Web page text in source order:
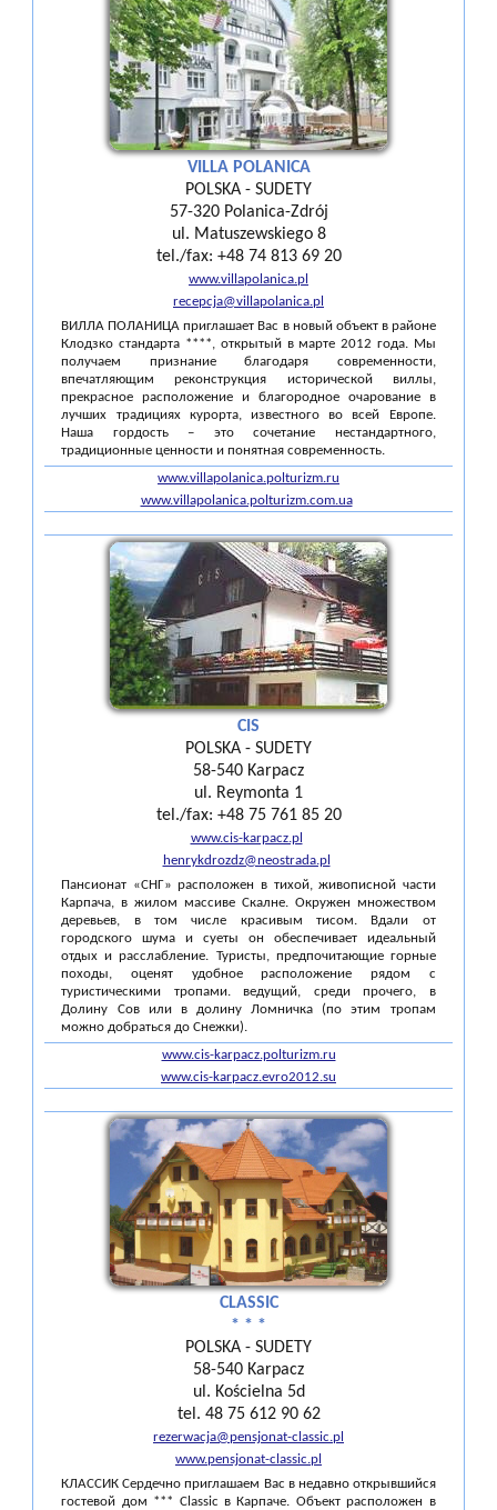
VILLA POLANICA
POLSKA - SUDETY
57-320 Polanica-Zdrój
ul. Matuszewskiego 8
tel./fax: +48 74 813 69 20
www.villapolanica.pl
recepcja@villapolanica.pl
ВИЛЛА ПОЛАНИЦА приглашает Вас в новый объект в районе
Клодзко стандарта ****, открытый в марте 2012 года. Мы
получаем признание благодаря современности,
впечатляющим реконструкция исторической виллы,
прекрасное расположение и благородное очарование в
лучших традициях курорта, известного во всей Европе.
Наша гордость – это сочетание нестандартного,
традиционные ценности и понятная современность.
www.villapolanica.polturizm.ru
www.villapolanica.polturizm.com.ua
CIS
POLSKA - SUDETY
58-540 Karpacz
ul. Reymonta 1
tel./fax: +48 75 761 85 20
www.cis-karpacz.pl
henrykdrozdz@neostrada.pl
Пансионат «СНГ» расположен в тихой, живописной части
Карпача, в жилом массиве Скалне. Окружен множеством
деревьев, в том числе красивым тисом. Вдали от
городского шума и суеты он обеспечивает идеальный
отдых и расслабление. Туристы, предпочитающие горные
походы, оценят удобное расположение рядом с
туристическими тропами. ведущий, среди прочего, в
Долину Сов или в долину Ломничка (по этим тропам
можно добраться до Снежки).
www.cis-karpacz.polturizm.ru
www.cis-karpacz.evro2012.su
CLASSIC
* * *
POLSKA - SUDETY
58-540 Karpacz
ul. Kościelna 5d
tel. 48 75 612 90 62
rezerwacja@pensjonat-classic.pl
www.pensjonat-classic.pl
КЛАССИК Сердечно приглашаем Вас в недавно открывшийся
гостевой дом *** Classic в Карпаче. Объект расположен в